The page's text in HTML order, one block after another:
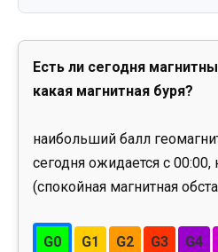
Есть ли сегодня
какая магнитная буря?
наибольший балл
сегодня ожидается с 00:00,
(спокойная магнитная
G0 G1 G2 G3 G4